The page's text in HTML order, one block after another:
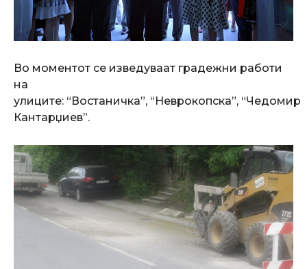
Во моментот се изведуваат градежни работи
на
улиците: “Востаничка”, “Неврокопска”, “Чедомир
Кантарџиев”.